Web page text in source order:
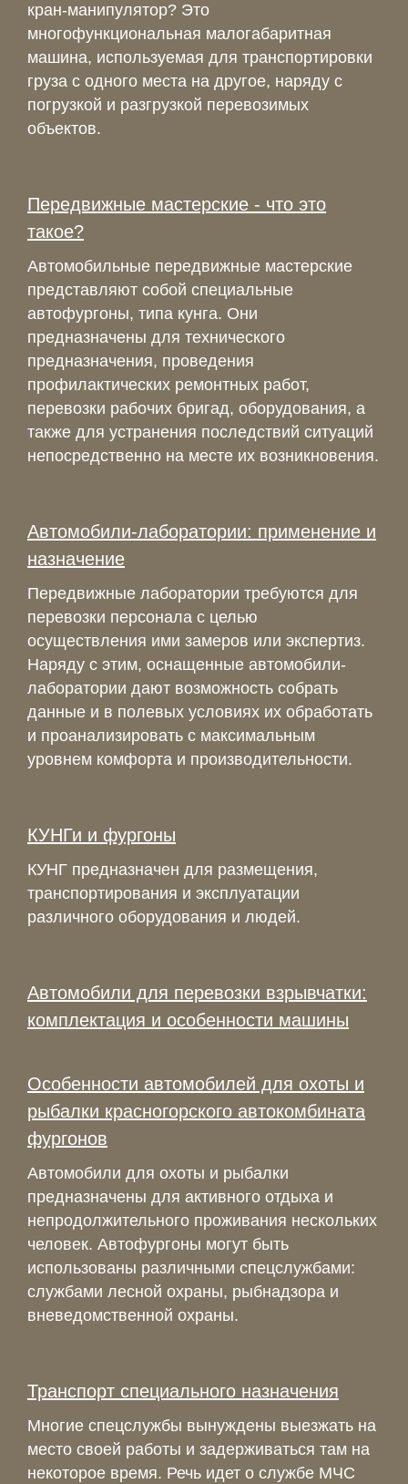
кран-манипулятор? Это
многофункциональная малогабаритная
машина, используемая для транспортировки
груза с одного места на другое, наряду с
погрузкой и разгрузкой перевозимых
объектов.
Передвижные мастерские - что это
такое?
Автомобильные передвижные мастерские
представляют собой специальные
автофургоны, типа кунга. Они
предназначены для технического
предназначения, проведения
профилактических ремонтных работ,
перевозки рабочих бригад, оборудования, а
также для устранения последствий ситуаций
непосредственно на месте их возникновения.
Автомобили-лаборатории: применение и
назначение
Передвижные лаборатории требуются для
перевозки персонала с целью
осуществления ими замеров или экспертиз.
Наряду с этим, оснащенные автомобили-
лаборатории дают возможность собрать
данные и в полевых условиях их обработать
и проанализировать с максимальным
уровнем комфорта и производительности.
КУНГи и фургоны
КУНГ предназначен для размещения,
транспортирования и эксплуатации
различного оборудования и людей.
Автомобили для перевозки взрывчатки:
комплектация и особенности машины
Особенности автомобилей для охоты и
рыбалки красногорского автокомбината
фургонов
Автомобили для охоты и рыбалки
предназначены для активного отдыха и
непродолжительного проживания нескольких
человек. Автофургоны могут быть
использованы различными спецслужбами:
службами лесной охраны, рыбнадзора и
вневедомственной охраны.
Транспорт специального назначения
Многие спецслужбы вынуждены выезжать на
место своей работы и задерживаться там на
некоторое время. Речь идет о службе МЧС